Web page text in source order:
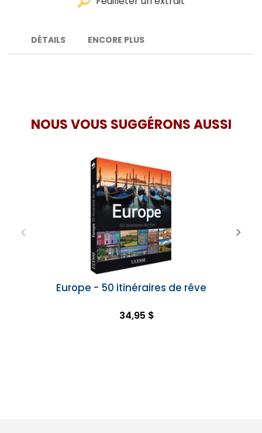
DÉTAILS ENCORE PLUS
NOUS VOUS SUGGÉRONS AUSSI
Europe - 50 itinéraires de rêve
34,95 $